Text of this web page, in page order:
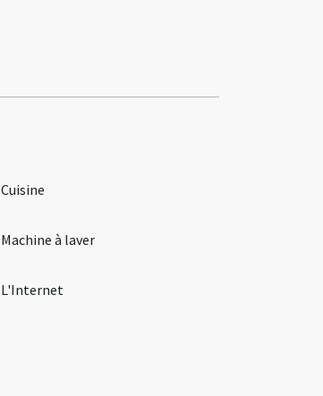
Cuisine
Machine à laver
L'Internet